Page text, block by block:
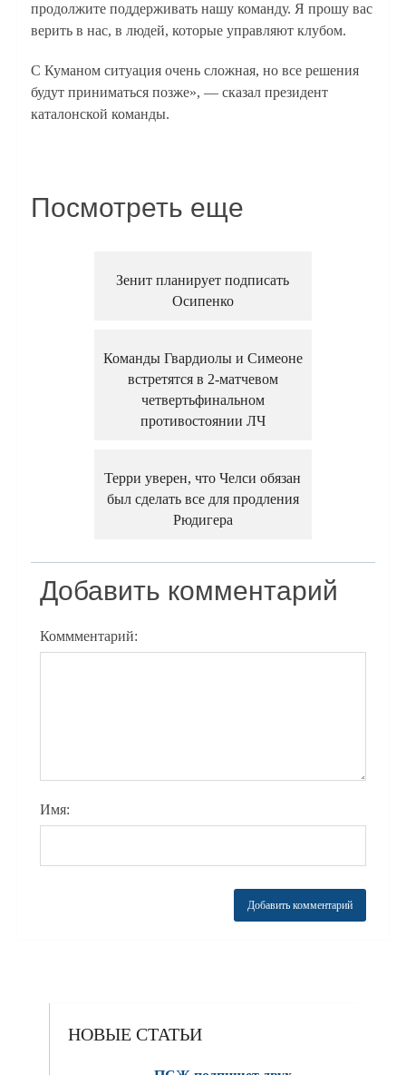
продолжите поддерживать нашу команду. Я прошу вас
верить в нас, в людей, которые управляют клубом.
С Куманом ситуация очень сложная, но все решения
будут приниматься позже», — сказал президент
каталонской команды.
Посмотреть еще
Зенит планирует подписать
Осипенко
Команды Гвардиолы и Симеоне
встретятся в 2-матчевом
четвертьфинальном
противостоянии ЛЧ
Терри уверен, что Челси обязан
был сделать все для продления
Рюдигера
Добавить комментарий
Коммментарий:
Имя:
НОВЫЕ СТАТЬИ